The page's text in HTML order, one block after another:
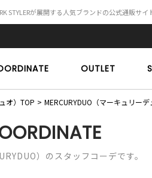
STYLERが展開する人気ブランドの公式通販サイ
OUTLET
オ）TOP MERCURYDUO（マーキュリー
）のスタッフコーデです。